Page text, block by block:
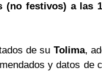
(no festivos) a las
de su Tolima,
y datos de